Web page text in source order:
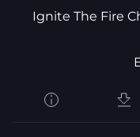
Ignite The Fire